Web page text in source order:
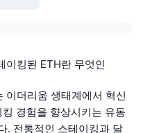
이킹된 ETH란 무엇인
이더리움 생태계에서 혁신
경험을 향상시키는 유동
. 전통적인 스테이킹과 달